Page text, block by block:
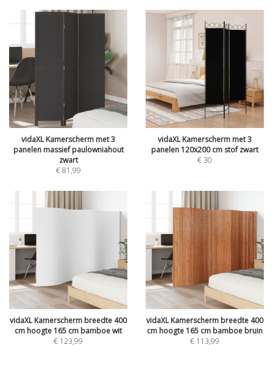
vidaXL Kamerscherm met 3
panelen massief paulowniahout
zwart
€81,99
vidaXL Kamerscherm met 3
panelen 120x200 cm stof zwart
€30
vidaXL Kamerscherm breedte 400
cm hoogte 165 cm bamboe wit
€ 123,99
vidaXL Kamerscherm breedte 400
cm hoogte 165 cm bamboe bruin
€ 113,99